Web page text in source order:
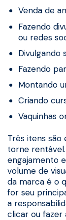
Venda de
Fazendo
ou redes
Divulgando
Fazendo
Montando
Criando
Vaquinhas
Três itens são
torne
engajamento
volume de
da marca é o
for seu
a
clicar ou